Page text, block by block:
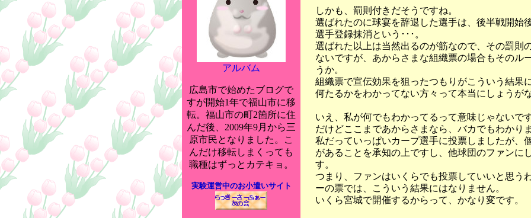
アルバム
広島市で始めたブログで
すが開始1年で福山市に移
転。福山市の町2箇所に住
んだ後、2009年9月から三
原市民となりました。こ
んだけ移転しまくっても
職種はずっとカテキョ。
実験運営中のお小遣いサイト
しかも、罰則付きだそうですね。
選ばれたのに球宴を辞退した選手は、後半戦開始
選手登録抹消という･･･。
選ばれた以上は当然出るのが筋なので、その罰則
ないですが、あからさまな組織票の場合もそのル
うか。
組織票で宣伝効果を狙ったつもりがこういう結果
何たるかをわかってない方々って本当にしょうが
いえ、私が何でもわかってるって意味じゃないで
だけどここまであからさまなら、バカでもわかり
私だっていっぱいカープ選手に投票しましたが、
があることを承知の上ですし、他球団のファンに
す。
つまり、ファンはいくらでも投票していいと思う
ーの票では、こういう結果にはなりません。
いくら宮城で開催するからって、かなり変です。